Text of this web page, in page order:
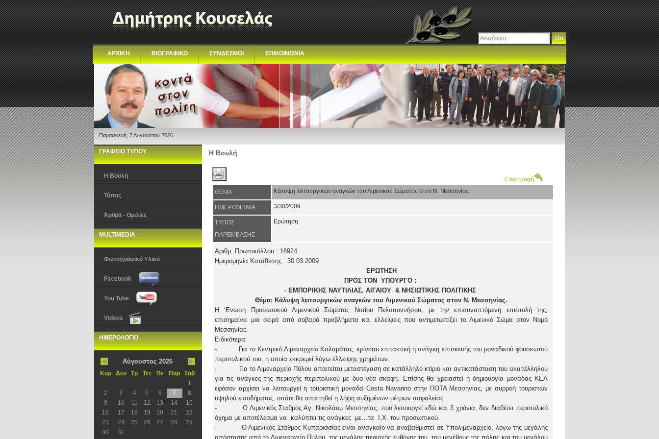
ΑΡΧΙΚΗ ΒΙΟΓΡΑΦΙΚΟ ΣΥΝΔΕΣΜΟΙ ΕΠΙΚΟΙΝΩΝΙΑ
Παρασκευή, 7 Αυγούστου 2026
ΓΡΑΦΕΙΟ ΤΥΠΟΥ
Η Βουλή
Τύπος
Άρθρα - Ομιλίες
MULTIMEDIA
Φωτογραφικό Υλικό
Facebook
You Tube
Videos
ΗΜΕΡΟΛΟΓΙΟ
Αύγουστος 2026
Κυρ Δευ Τρ Τετ Πε Παρ
Σαβ
1
2
3 4 5 6 7
8
9
10 11 12 13 14
15
16
17 18 19 20 21
22
23
24 25 26 27 28
29
30
31
Η Βουλή
Επιστροφή
ΘΕΜΑ
Κάλυψη λειτουργικών αναγκών του Λιμενικού Σώματος στον Ν. Μεσσηνίας.
ΗΜΕΡΟΜΗΝΙΑ 3/30/2009
ΤΥΠΟΣ
ΠΑΡΕΜΒΑΣΗΣ
Ερώτηση
Αριθμ. Πρωτοκόλλου : 16924
Ημερομηνία Κατάθεσης :.30.03.2009
ΕΡΩΤΗΣΗ
ΠΡΟΣ ΤOΝ
ΥΠΟΥΡΓΟ :
- ΕΜΠΟΡΙΚΗΣ ΝΑΥΤΙΛΙΑΣ, ΑΙΓΑΙΟΥ & ΝΗΣΙΩΤΙΚΗΣ ΠΟΛΙΤΙΚΗΣ
Θέμα: Κάλυψη λειτουργικών αναγκών του Λιμενικού Σώματος στον Ν. Μεσσηνίας.
Η ‘Ενωση Προσωπικού Λιμενικού Σώματος Νοτίου Πελοποννήσου, με την επισυναπτόμενη επιστολή της,
επισημαίνει μια σειρά από σοβαρά προβλήματα και ελλείψεις που αντιμετωπίζει το Λιμενικό Σώμα στον Νομό
Μεσσηνίας.
Ειδικότερα:
-
Για το Κεντρικό Λιμεναρχείο Καλαμάτας, κρίνεται επιτακτική η ανάγκη επισκευής του μοναδικού φουσκωτού
περιπολικού του, η οποία εκκρεμεί λόγω έλλειψης χρημάτων.
-
Για το Λιμεναρχείο Πύλου απαιτείται μεταστέγαση σε κατάλληλο κτίριο και αντικατάσταση του ακατάλληλου
για τις ανάγκες της περιοχής περιπολικού με δυο νέα σκάφη. Επίσης θα χρειαστεί η δημιουργία μονάδας ΚΕΑ
εφόσον αρχίσει να λειτουργεί η τουριστική μονάδα Costa Navarino στην ΠΟΤΑ Μεσσηνίας, με συρροή τουριστών
υψηλού εισοδήματος, οπότε θα απαιτηθεί η λήψη αυξημένων μέτρων ασφαλείας.
-
Ο Λιμενικός Σταθμός Αγ. Νικολάου Μεσσηνίας, που λειτουργεί εδώ και 3 χρόνια, δεν διαθέτει περιπολικό
όχημα με αποτέλεσμα να καλύπτει τις ανάγκες με…τα
Ι.Χ. του προσωπικού.
-
Ο Λιμενικός Σταθμός Κυπαρισσίας είναι αναγκαίο να αναβαθμιστεί σε Υπολιμεναρχείο, λόγω της μεγάλης
απόστασης από το Λιμεναρχείο Πύλου, της μεγάλης περιοχής ευθύνης του, του μεγέθους της πόλης και του μεγάλου